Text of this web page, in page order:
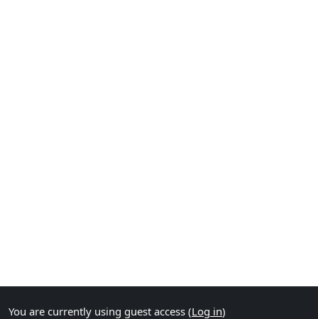
You are currently using guest access (Log in)